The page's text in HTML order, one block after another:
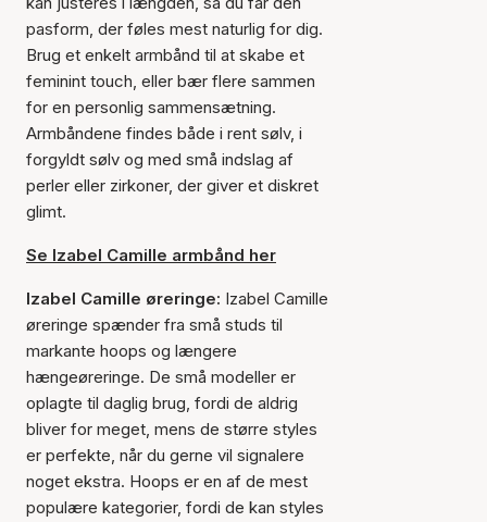
pasform, der føles mest naturlig for dig.
Brug et enkelt armbånd til at skabe et
feminint touch, eller bær flere sammen
for en personlig sammensætning.
Armbåndene findes både i rent sølv, i
forgyldt sølv og med små indslag af
perler eller zirkoner, der giver et diskret
glimt.
Se Izabel Camille armbånd her
Izabel Camille øreringe: Izabel Camille
øreringe spænder fra små studs til
markante hoops og længere
hængeøreringe. De små modeller er
oplagte til daglig brug, fordi de aldrig
bliver for meget, mens de større styles
er perfekte, når du gerne vil signalere
noget ekstra. Hoops er en af de mest
populære kategorier, fordi de kan styles